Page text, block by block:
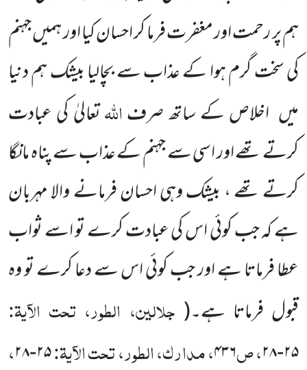
ہم پر رحمت اور مغفرت فرما کر احسان کیا اور ہمیں جہنم
کی سخت گرم ہوا کے عذاب سے بچالیا بیشک ہم دنیا
میں اخلاص کے ساتھ صرفاللہتعالیٰ کی عبادت
کرتے تھے اور اسی سے جہنم کے عذاب سے پناہ مانگا
کرتے تھے ، بیشک وہی احسان فرمانے والا مہربان
ہے کہ جب کوئی اس کی عبادت کرے تو اسے ثواب
عطا فرماتا ہے اور جب کوئی اس سے دعا کرے تو وہ
قبول فرماتا ہے۔( جلالین، الطور، تحت الآیۃ:
۲۵-۲۸، ص۴۳۶، مدارک، الطور، تحت الآیۃ:۲۵-۲۸،